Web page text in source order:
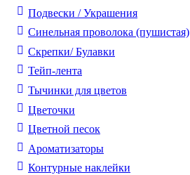
Подвески / Украшения
Синельная проволока (пушистая)
Скрепки/ Булавки
Тейп-лента
Тычинки для цветов
Цветочки
Цветной песок
Ароматизаторы
Контурные наклейки